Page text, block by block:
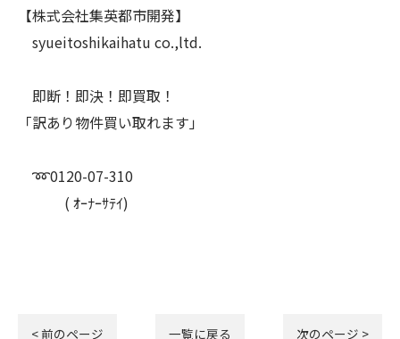
【株式会社集英都市開発】
syueitoshikaihatu co.,ltd.
即断！即決！即買取！
「訳あり物件買い取れます」
➿0120-07-310
( ｵｰﾅｰｻﾃｲ)
< 前のページ 一覧に戻る 次のページ >